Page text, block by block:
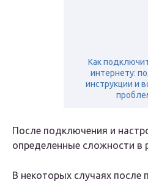
Как
интернету:
инструкции и
После подключения и
определенные сложности в
В некоторых случаях после